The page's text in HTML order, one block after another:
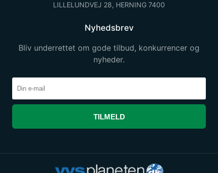
LILLELUNDVEJ 28, HERNING 7400
Nyhedsbrev
Bliv underrettet om gode tilbud, konkurrencer og
nyheder.
TILMELD